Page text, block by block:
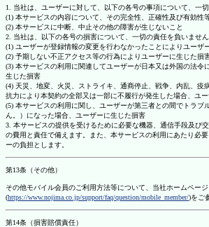
1. 当社は、ユーザーに対して、以下の各号の事項について、一切
(1) 本サービスの内容について、その完全性、正確性及び有効性
(2) 本サービスに中断、中止その他の障害が生じないこと
2. 当社は、以下の各号の損害について、一切の責任を負いません
(1) ユーザーが登録情報の変更を行わなかったことによりユーザ
(2) 予期しない不正アクセス等の行為によりユーザーに生じた損
(3) 本サービスの利用に関連してユーザーが日本又は外国の法令
生じた損害
(4) 天災、地変、火災、ストライキ、通商停止、戦争、内乱、疫
抗力により本契約の全部又は一部に不履行が発生した場合、ユ
(5) 本サービスの利用に関し、ユーザーが第三者との間でトラブ
ん。）になった場合、ユーザーに生じた損害
3. 本サービスの提供を受けるために必要な機器、通信手段及び
の費用と責任で備えます。また、本サービスの利用にあたり必
ーの負担とします。
第13条（その他）
その他モバイル会員のご利用方法等について、当社ホームページ
(https://www.nojima.co.jp/support/faq/question/mobile_member/)をご
第14条（損害賠償責任）